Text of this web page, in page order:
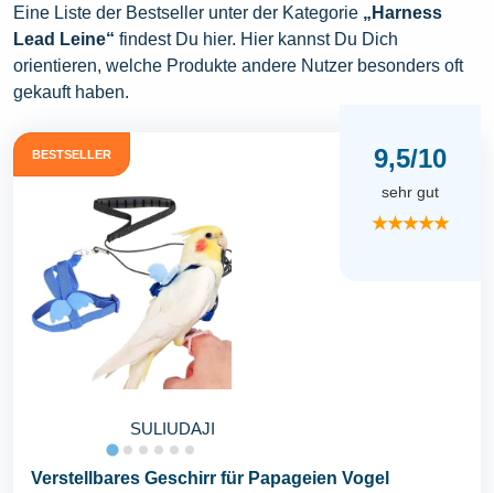
Eine Liste der Bestseller unter der Kategorie „Harness
Lead Leine“ findest Du hier. Hier kannst Du Dich
orientieren, welche Produkte andere Nutzer besonders oft
gekauft haben.
BESTSELLER
SULIUDAJI
9,5/10
sehr gut
★★★★★
Verstellbares Geschirr für Papageien Vogel